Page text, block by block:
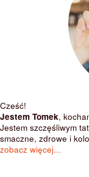
Cześć!
Jestem Tomek,
Jestem szczęśliwym
smaczne, zdrowe i
zobacz więcej...